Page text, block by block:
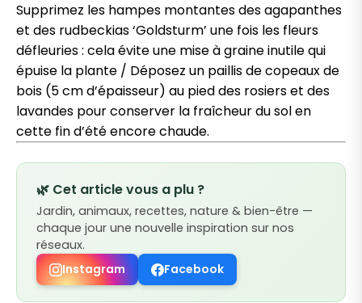
Supprimez les hampes montantes des agapanthes
et des rudbeckias ‘Goldsturm’ une fois les fleurs
défleuries : cela évite une mise à graine inutile qui
épuise la plante / Déposez un paillis de copeaux de
bois (5 cm d’épaisseur) au pied des rosiers et des
lavandes pour conserver la fraîcheur du sol en
cette fin d’été encore chaude.
🌿 Cet article vous a plu ?
Jardin, animaux, recettes, nature & bien-être —
chaque jour une nouvelle inspiration sur nos
réseaux.
Instagram
Facebook